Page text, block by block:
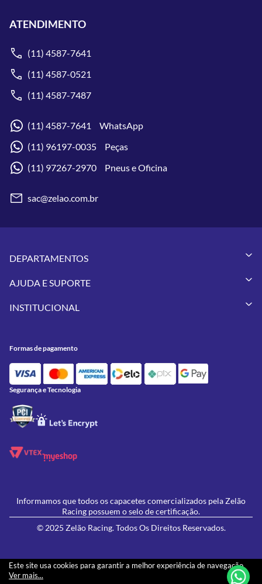
Este site usa cookies para garantir a melhor experiência de navegação.
Ver mais...
ATENDIMENTO
(11) 4587-7641
(11) 4587-0521
(11) 4587-7487
(11) 4587-7641 WhatsApp
(11) 96197-0035 Peças
(11) 97267-2970 Pneus e Oficina
sac@zelao.com.br
DEPARTAMENTOS
Vestuários
Pneus
Utilidades
Feminino
Lançamentos
AJUDA E SUPORTE
Meus Pedidos
Política de Privacidade
Política de Campanhas e promoções
INSTITUCIONAL
Contato
Oficina/Serviços
Formas de pagamento
Segurança e Tecnologia
Informamos que todos os capacetes comercializados pela Zelão
Racing possuem o selo de certificação.
© 2025 Zelão Racing. Todos Os Direitos Reservados.